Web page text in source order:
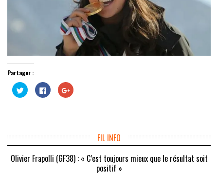
Partager :
Cliquez
pour
partager
fenêtre)
Cliquez
pour
partager
fenêtre)
Cliquez
pour
nouvelle
fenêtre)
FIL INFO
Olivier Frapolli (GF38) : « C’est toujours mieux que le résultat soit
positif »